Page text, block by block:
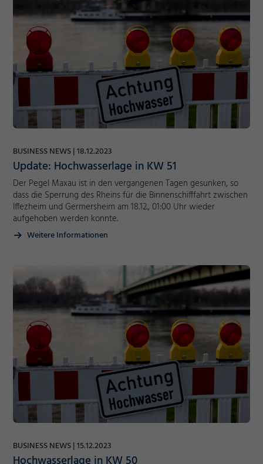
BUSINESS NEWS 18.12.2023
Update: Hochwasserlage in KW 51
Der Pegel Maxau ist in den vergangenen Tagen gesunken, so
dass die Sperrung des Rheins für die Binnenschifffahrt zwischen
Iffezheim und Germersheim am 18.12., 01:00 Uhr wieder
aufgehoben werden konnte.
Weitere Informationen
BUSINESS NEWS 15.12.2023
Notwendig
Cookie Informationen anzeigen
Marketing und Statistik